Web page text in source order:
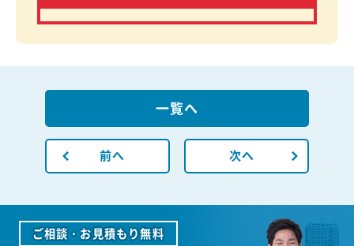
前へ
一覧へ
次へ
ご相談・お見積もり無料